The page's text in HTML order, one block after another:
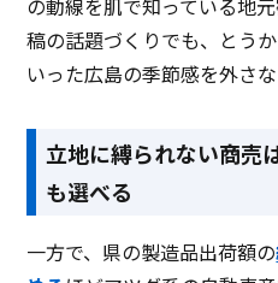
の動線を肌で知っている地
稿の話題づくりでも、とう
いった広島の季節感を外さ
立地に縛られない商売
も選べる
一方で、県の製造品出荷額の